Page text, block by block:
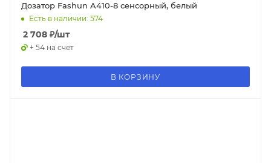
Дозатор Fashun A410-8 сенсорный, белый
Есть в наличии: 574
2 708 ₽/шт
+ 54 на счет
В КОРЗИНУ